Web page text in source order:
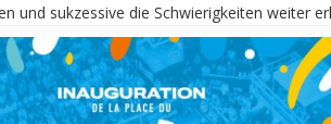
und sukzessive die Schwierigkeiten weiter